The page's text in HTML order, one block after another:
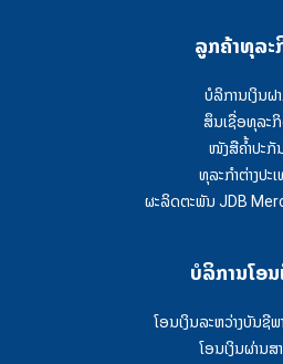
ລູກຄ້າທຸລະ
ບໍລິການເງິນຝ
ສຶນເຊື່ອທຸລະ
ໜັງສືຄໍ້າປະກັ
ທຸລະກຳຕ່າງປະ
ຜະລິດຕະພັນ JDB
ບໍລິການໂອນ
ໂອນເງິນລະຫວ່າງບັນຊີ
ໂອນເງິນຜ່ານສ